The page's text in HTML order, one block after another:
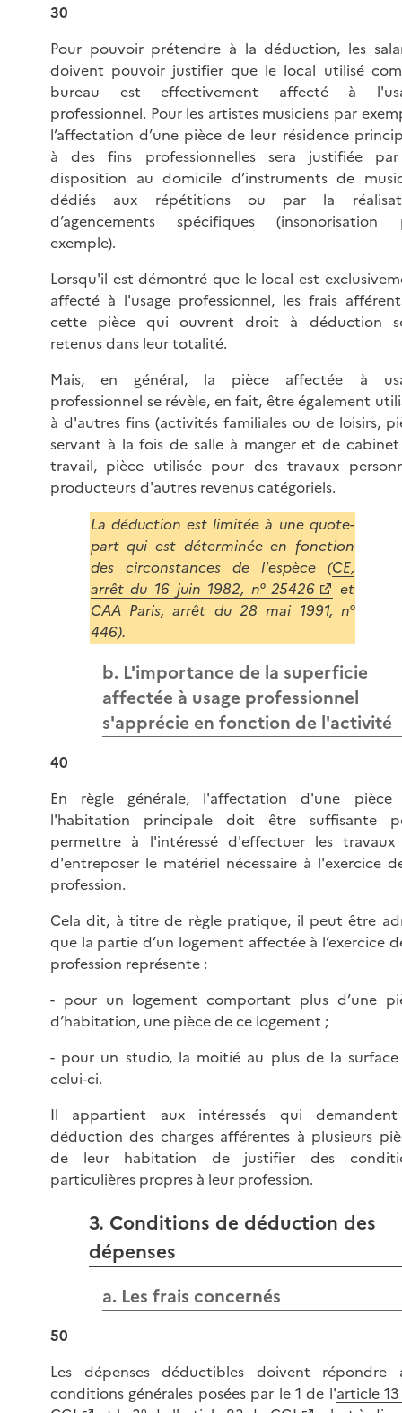
30
Pour pouvoir prétendre à la déduction, les
doivent pouvoir justifier que le local utilisé
bureau est effectivement affecté à
professionnel. Pour les artistes musiciens par
l’affectation d’une pièce de leur résidence
à des fins professionnelles sera justifiée
disposition au domicile d’instruments de
dédiés aux répétitions ou par la
d’agencements spécifiques (insonorisation
exemple).
Lorsqu'il est démontré que le local est
affecté à l'usage professionnel, les frais
cette pièce qui ouvrent droit à déduction
retenus dans leur totalité.
Mais, en général, la pièce affectée à
professionnel se révèle, en fait, être également
à d'autres fins (activités familiales ou de loisirs,
servant à la fois de salle à manger et de
travail, pièce utilisée pour des travaux
producteurs d'autres revenus catégoriels.
La déduction est limitée à une quote-
part qui est déterminée en fonction
des circonstances de l'espèce (CE,
arrêt du 16 juin 1982, n° 25426
et
CAA Paris, arrêt du 28 mai 1991, n°
446).
b. L'importance de la superficie
affectée à usage professionnel
s'apprécie en fonction de l'activité
40
En règle générale, l'affectation d'une pièce
l'habitation principale doit être suffisante
permettre à l'intéressé d'effectuer les
d'entreposer le matériel nécessaire à l'exercice
profession.
Cela dit, à titre de règle pratique, il peut être
que la partie d’un logement affectée à l’exercice
profession représente :
- pour un logement comportant plus d’une
d’habitation, une pièce de ce logement ;
- pour un studio, la moitié au plus de la
celui-ci.
Il appartient aux intéressés qui
déduction des charges afférentes à plusieurs
de leur habitation de justifier des
particulières propres à leur profession.
3. Conditions de déduction des
dépenses
a. Les frais concernés
50
Les dépenses déductibles doivent répondre
conditions générales posées par le 1 de l'article